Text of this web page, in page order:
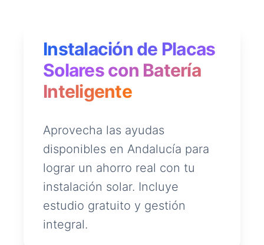
Instalación de Placas
Solares con Batería
Inteligente
Aprovecha las ayudas
disponibles en Andalucía para
lograr un ahorro real con tu
instalación solar. Incluye
estudio gratuito y gestión
integral.